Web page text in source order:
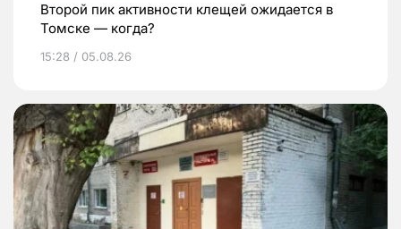
Второй пик активности клещей ожидается в
Томске — когда?
15:28 / 05.08.26